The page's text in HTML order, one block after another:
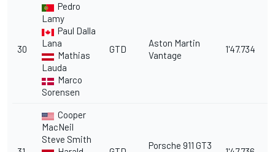
30
Pedro
Lamy
Paul Dalla
Lana
Mathias
Lauda
Marco
Sorensen
GTD
Aston Martin
Vantage
1'47.734
Cooper
MacNeil
Steve Smith
Porsche 911 GT3